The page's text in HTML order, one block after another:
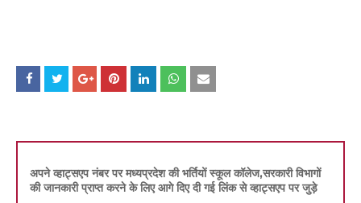
अपने व्हाट्सएप नंबर पर मध्यप्रदेश की भर्तियों स्कूल कॉलेज,सरकारी विभागों
की जानकारी प्राप्त करने के लिए आगे दिए दी गई लिंक से व्हाट्सएप पर जुड़े